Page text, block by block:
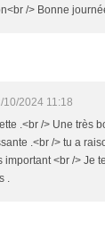
/> Bonne
10/2024 11:18
.<br /> Une très
.<br /> tu a
important <br /> Je
.